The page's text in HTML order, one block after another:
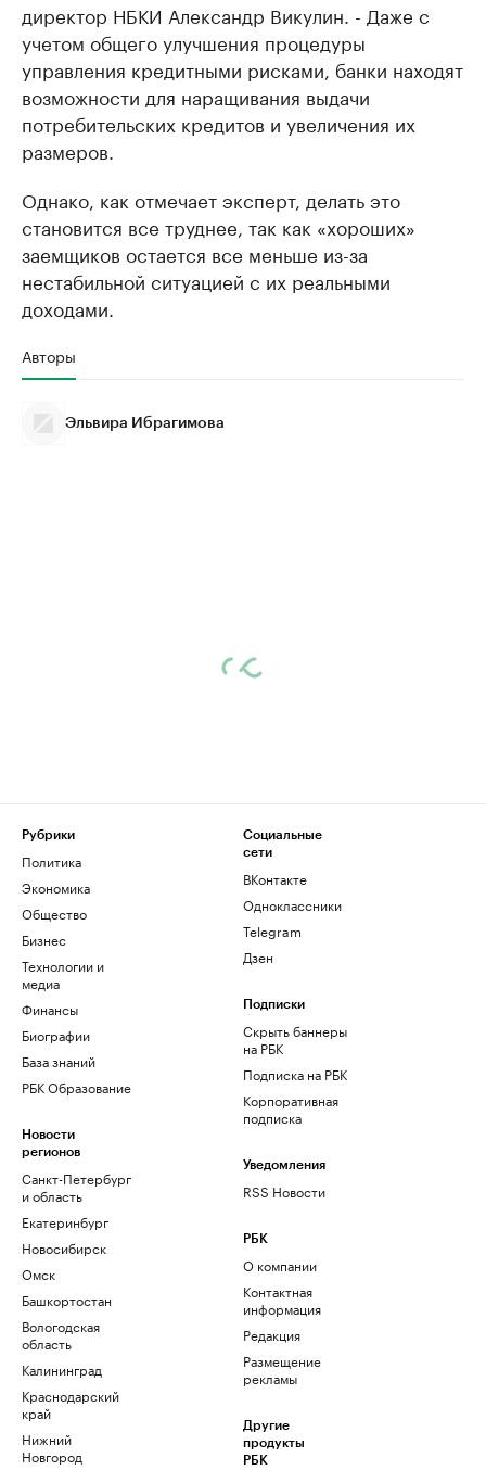
директор НБКИ Александр Викулин. - Даже с
учетом общего улучшения процедуры
управления кредитными рисками, банки находят
возможности для наращивания выдачи
потребительских кредитов и увеличения их
размеров.
Однако, как отмечает эксперт, делать это
становится все труднее, так как «хороших»
заемщиков остается все меньше из-за
нестабильной ситуацией с их реальными
доходами.
Авторы
Эльвира Ибрагимова
Рубрики
Политика
Экономика
Общество
Бизнес
Технологии и
медиа
Финансы
Биографии
База знаний
РБК Образование
Новости
регионов
Санкт-Петербург
и область
Екатеринбург
Новосибирск
Омск
Башкортостан
Вологодская
область
Калининград
Краснодарский
край
Нижний
Новгород
Социальные
сети
ВКонтакте
Одноклассники
Telegram
Дзен
Подписки
Скрыть баннеры
на РБК
Подписка на РБК
Корпоративная
подписка
Уведомления
RSS Новости
РБК
О компании
Контактная
информация
Редакция
Размещение
рекламы
Другие
продукты
РБК